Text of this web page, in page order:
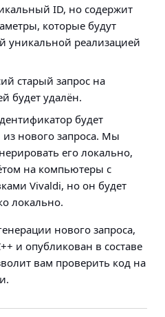
ID, но содержит
которые будут
уникальной реализацией
старый запрос на
будет удалён.
будет
нового запроса. Мы
его локально,
на компьютеры с
Vivaldi, но он будет
локально.
нового запроса,
и опубликован в составе
вам проверить код на